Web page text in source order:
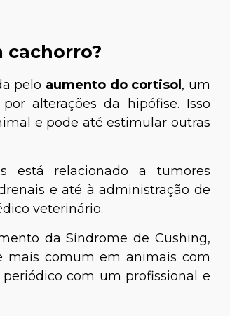
cachorro?
pelo aumento do cortisol, um
alterações da hipófise. Isso
e pode até estimular outras
está relacionado a tumores
e até à administração de
veterinário.
da Síndrome de Cushing,
mais comum em animais com
com um profissional e